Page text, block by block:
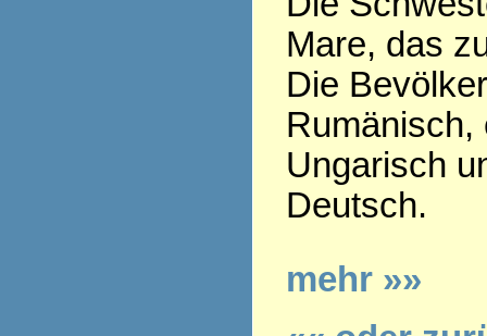
Mare, das
Die
Rumänisch,
Ungarisch
Deutsch.
mehr »»